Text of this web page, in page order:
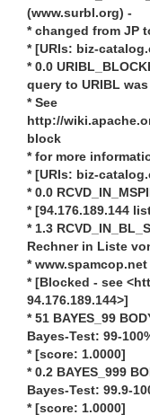
(www.surbl.org) -
* changed from JP
* [URIs: biz-
* 0.0
query to URIBL
* See
http://
block
* for more
* [URIs: biz-
* 0.0
* [94.176.189.144
* 1.3
Rechner in Liste
* www.spamcop.net
* [Blocked - see
94.176.189.144>]
* 51 BAYES_99
Bayes-Test: 99-
* [score: 1.0000]
* 0.2 BAYES_999
Bayes-Test: 99.9-
* [score: 1.0000]